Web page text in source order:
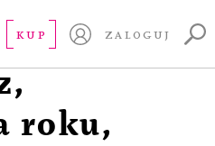
KUP ZALOGUJ
roku,